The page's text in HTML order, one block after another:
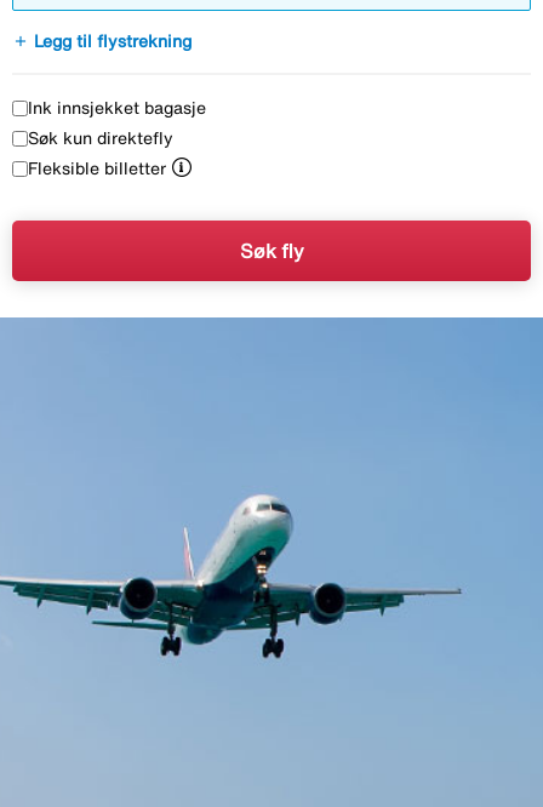
add Legg til flystrekning
Ink innsjekket bagasje
Søk kun direktefly
Fleksible billetter
Søk fly